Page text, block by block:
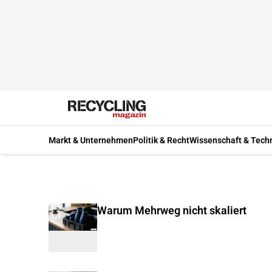
Markt & UnternehmenPolitik & RechtWissenschaft &
Warum Mehrweg nicht skaliert